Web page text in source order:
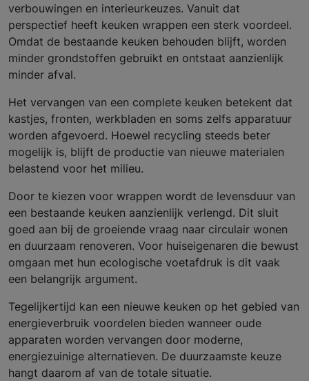
verbouwingen en interieurkeuzes. Vanuit dat
perspectief heeft keuken wrappen een sterk voordeel.
Omdat de bestaande keuken behouden blijft, worden
minder grondstoffen gebruikt en ontstaat aanzienlijk
minder afval.
Het vervangen van een complete keuken betekent dat
kastjes, fronten, werkbladen en soms zelfs apparatuur
worden afgevoerd. Hoewel recycling steeds beter
mogelijk is, blijft de productie van nieuwe materialen
belastend voor het milieu.
Door te kiezen voor wrappen wordt de levensduur van
een bestaande keuken aanzienlijk verlengd. Dit sluit
goed aan bij de groeiende vraag naar circulair wonen
en duurzaam renoveren. Voor huiseigenaren die bewust
omgaan met hun ecologische voetafdruk is dit vaak
een belangrijk argument.
Tegelijkertijd kan een nieuwe keuken op het gebied van
energieverbruik voordelen bieden wanneer oude
apparaten worden vervangen door moderne,
energiezuinige alternatieven. De duurzaamste keuze
hangt daarom af van de totale situatie.